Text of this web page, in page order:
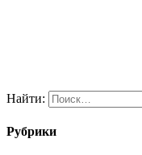
Найти:
Рубрики